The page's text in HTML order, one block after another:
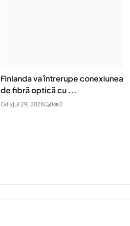
Finlanda va întrerupe conexiunea
de fibră optică cu ...
OdixJul 29, 2026 0 2